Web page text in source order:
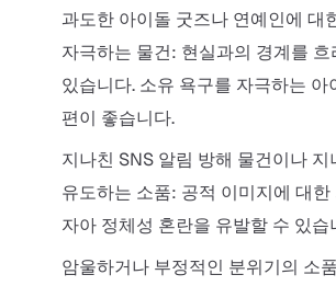
과도한 아이돌 굿즈나 연예인에 대
자극하는 물건: 현실과의 경계를 흐
있습니다. 소유 욕구를 자극하는 아
편이 좋습니다.
지나친 SNS 알림 방해 물건이나 지
유도하는 소품: 공적 이미지에 대한
자아 정체성 혼란을 유발할 수 있습
암울하거나 부정적인 분위기의 소